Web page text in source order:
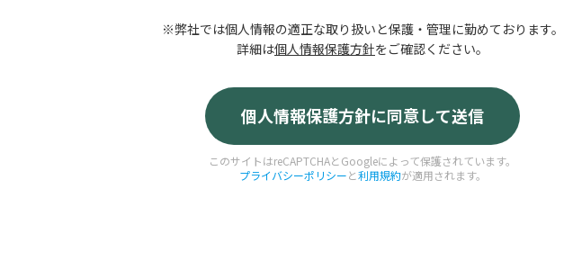
※弊社では個人情報の適正な取り扱いと保護・管理に勤めております。
詳細は個人情報保護方針をご確認ください。
このサイトはreCAPTCHAとGoogleによって保護されています。
プライバシーポリシーと利用規約が適用されます。